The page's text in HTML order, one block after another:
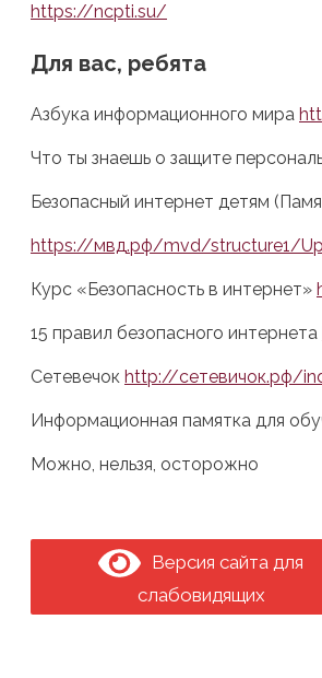
https://ncpti.su/
Для вас, ребята
Азбука информационного мира
Что ты знаешь о защите
Безопасный интернет детям
https://мвд.рф/mvd/structure1/
Курс «Безопасность в интернет»
15 правил безопасного интернета
Сетевечок http://сетевичок.рф/
Информационная памятка для
Можно, нельзя, осторожно
Версия сайта для
слабовидящих